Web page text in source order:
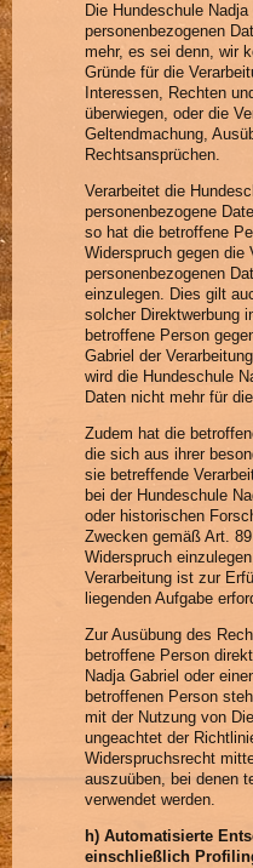
Die Hundeschule
personenbezogenen
mehr, es sei denn, wir
Gründe für die
Interessen, Rechten
überwiegen, oder die
Geltendmachung,
Rechtsansprüchen.
Verarbeitet die
personenbezogene
so hat die betroffene
Widerspruch gegen die
personenbezogenen
einzulegen. Dies gilt
solcher Direktwerbung
betroffene Person
Gabriel der
wird die Hundeschule
Daten nicht mehr für
Zudem hat die
die sich aus ihrer
sie betreffende
bei der Hundeschule
oder historischen
Zwecken gemäß Art.
Widerspruch
Verarbeitung ist zur
liegenden Aufgabe
Zur Ausübung des
betroffene Person
Nadja Gabriel oder
betroffenen Person
mit der Nutzung von
ungeachtet der
Widerspruchsrecht
auszuüben, bei denen
verwendet werden.
h) Automatisierte
einschließlich